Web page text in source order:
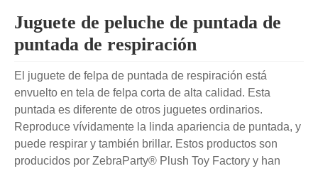
Juguete de peluche de puntada de
puntada de respiración
El juguete de felpa de puntada de respiración está
envuelto en tela de felpa corta de alta calidad. Esta
puntada es diferente de otros juguetes ordinarios.
Reproduce vívidamente la linda apariencia de puntada, y
puede respirar y también brillar. Estos productos son
producidos por ZebraParty® Plush Toy Factory y han